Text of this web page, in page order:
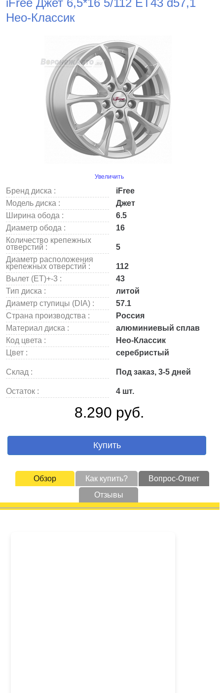
iFree Джет 6,5*16 5/112 ET43 d57,1
Нео-Классик
Увеличить
Бренд диска :
iFree
Модель диска :
Джет
Ширина обода :
6.5
Диаметр обода :
16
Количество крепежных
отверстий :
5
Диаметр расположения
крепежных отверстий :
112
Вылет (ET)+-3 :
43
Тип диска :
литой
Диаметр ступицы (DIA) :
57.1
Страна производства :
Россия
Материал диска :
алюминиевый сплав
Код цвета :
Нео-Классик
Цвет :
серебристый
Склад : Под заказ, 3-5 дней
Остаток : 4 шт.
8.290 руб.
Купить
Обзор Как купить?
Вопрос-Ответ
Отзывы